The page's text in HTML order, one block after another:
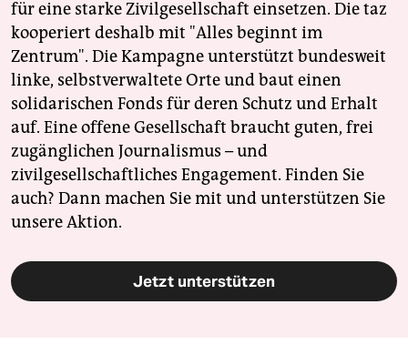
für eine starke Zivilgesellschaft einsetzen. Die taz
kooperiert deshalb mit "Alles beginnt im
Zentrum". Die Kampagne unterstützt bundesweit
linke, selbstverwaltete Orte und baut einen
solidarischen Fonds für deren Schutz und Erhalt
auf. Eine offene Gesellschaft braucht guten, frei
zugänglichen Journalismus – und
zivilgesellschaftliches Engagement. Finden Sie
auch? Dann machen Sie mit und unterstützen Sie
unsere Aktion.
Jetzt unterstützen